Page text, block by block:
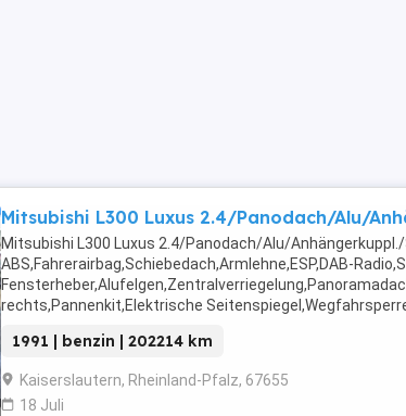
Mitsubishi L300 Luxus 2.4/Panodach/Alu/
Mitsubishi L300 Luxus 2.4/Panodach/Alu/Anhängerkuppl./
ABS,Fahrerairbag,Schiebedach,Armlehne,ESP,DAB-
rechts,Pannenkit,Elektrische
1991 | benzin | 202214 km
Kaiserslautern, Rheinland-Pfalz, 67655
18 Juli